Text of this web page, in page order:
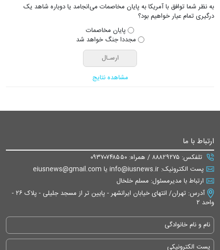
به نظر شما توافق با آمریکا به پایان مخاصمات می‌انجامد یا دوباره شاهد یک
درگیری تمام عیار خواهیم بود؟
پایان مخاصمات
مجددا جنگ خواهد شد
مشاهده نتایج
ارتباط با ما
تلفکس: ۸۸۸۲۹۲۷۵ / همراه: ۰۹۳۷۰۷۴۸۵۵۰
پست الکترونیک: info@iusnews.ir یا eiusnews@gmail.com
ارتباط با مدیرمسئول: مسلم خلخال
آدرس: تهران/ انتهای خیابان ایرانشهر - پایین تر از مسجد جلیلی - پلاک ۲۶ -
واحد ۲